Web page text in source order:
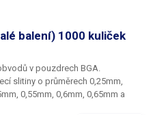
balení) 1000 kuliček
v pouzdrech BGA.
slitiny o průměrech 0,25mm,
0,55mm, 0,6mm, 0,65mm a